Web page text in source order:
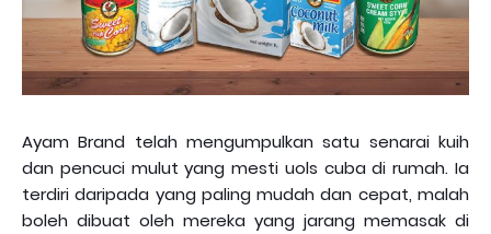
Ayam Brand telah mengumpulkan satu senarai kuih
dan pencuci mulut yang mesti uols cuba di rumah. Ia
terdiri daripada yang paling mudah dan cepat, malah
boleh dibuat oleh mereka yang jarang memasak di